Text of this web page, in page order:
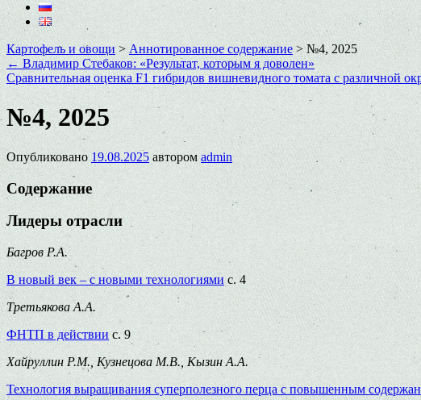
Картофель и овощи > Аннотированное содержание>№4, 2025
← Владимир Стебаков: «Результат, которым я доволен»
Сравнительная оценка F1 гибридов вишневидного томата с различной
№4, 2025
Опубликовано 19.08.2025 автором admin
Содержание
Лидеры отрасли
Багров Р.А.
В новый век – с новыми технологиями с. 4
Третьякова А.А.
ФНТП в действии с. 9
Хайруллин Р.М., Кузнецова М.В., Кызин А.А.
Технология выращивания суперполезного перца с повышенным